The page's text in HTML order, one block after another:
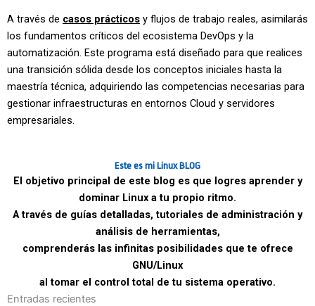
A través de casos prácticos y flujos de trabajo reales, asimilarás
los fundamentos críticos del ecosistema DevOps y la
automatización. Este programa está diseñado para que realices
una transición sólida desde los conceptos iniciales hasta la
maestría técnica, adquiriendo las competencias necesarias para
gestionar infraestructuras en entornos Cloud y servidores
empresariales.
Este es mi Linux BLOG
El objetivo principal de este blog es que logres aprender y
dominar Linux a tu propio ritmo.
A través de guías detalladas, tutoriales de administración y
análisis de herramientas,
comprenderás las infinitas posibilidades que te ofrece
GNU/Linux
al tomar el control total de tu sistema operativo.
Entradas recientes